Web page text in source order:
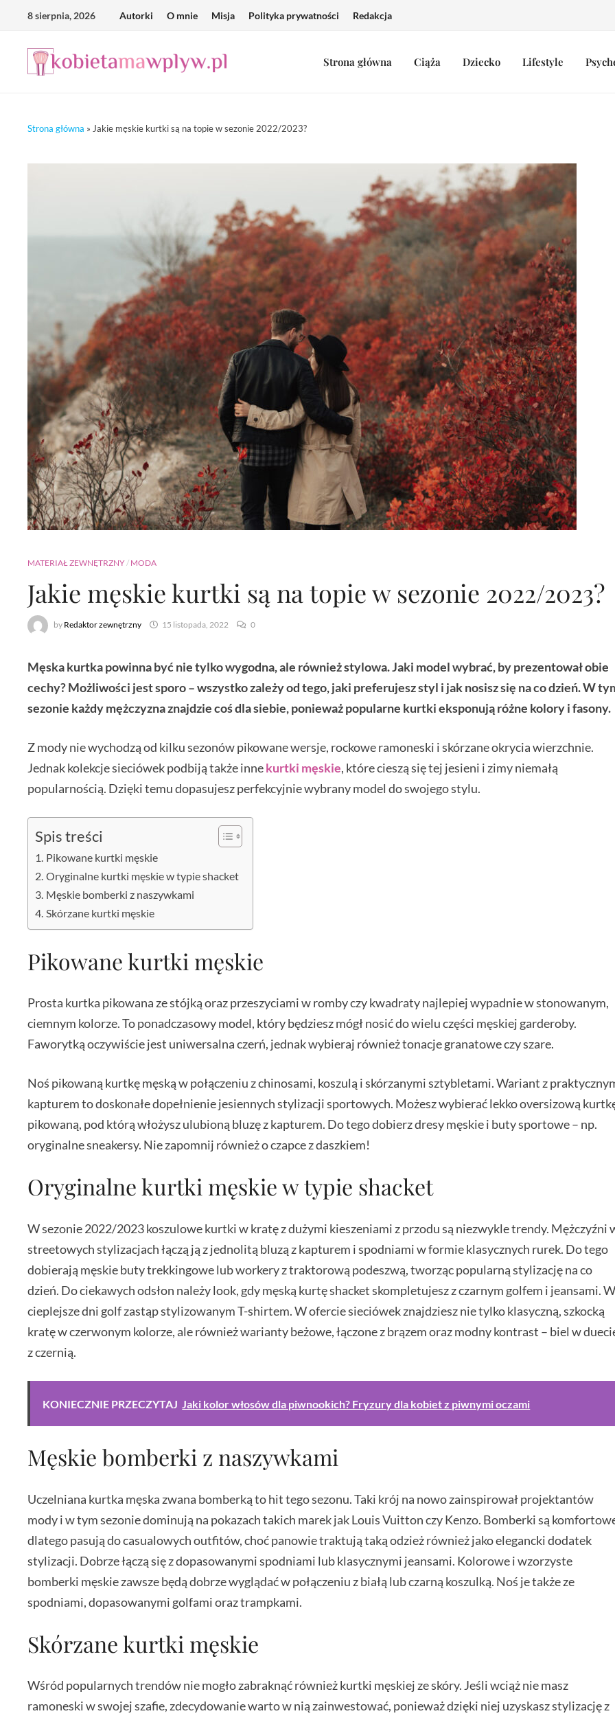
content
8 sierpnia, 2026 Autorki O mnie Misja Polityka prywatności Redakcja
Strona główna Ciąża Dziecko Lifestyle
Strona główna » Jakie męskie kurtki są na topie w sezonie 2022/2023?
MATERIAŁ ZEWNĘTRZNY/ MODA
Jakie męskie kurtki są na topie w sezonie 2022/2023?
by Redaktor zewnętrzny 15 listopada, 2022 0
Męska kurtka powinna być nie tylko wygodna, ale również stylowa. Jaki model wybrać, by prezentował obie
cechy? Możliwości jest sporo – wszystko zależy od tego, jaki preferujesz styl i jak nosisz się na co dzień. W
sezonie każdy mężczyzna znajdzie coś dla siebie, ponieważ popularne kurtki eksponują różne kolory i fasony.
Z mody nie wychodzą od kilku sezonów pikowane wersje, rockowe ramoneski i skórzane okrycia wierzchnie.
Jednak kolekcje sieciówek podbiją także innekurtki męskie, które cieszą się tej jesieni i zimy niemałą
popularnością. Dzięki temu dopasujesz perfekcyjnie wybrany model do swojego stylu.
Spis treści
Pikowane kurtki męskie
Oryginalne kurtki męskie w typie shacket
Męskie bomberki z naszywkami
Skórzane kurtki męskie
Pikowane kurtki męskie
Prosta kurtka pikowana ze stójką oraz przeszyciami w romby czy kwadraty najlepiej wypadnie w stonowanym,
ciemnym kolorze. To ponadczasowy model, który będziesz mógł nosić do wielu części męskiej garderoby.
Faworytką oczywiście jest uniwersalna czerń, jednak wybieraj również tonacje granatowe czy szare.
Noś pikowaną kurtkę męską w połączeniu z chinosami, koszulą i skórzanymi sztybletami. Wariant z
kapturem to doskonałe dopełnienie jesiennych stylizacji sportowych. Możesz wybierać lekko oversizową
pikowaną, pod którą włożysz ulubioną bluzę z kapturem. Do tego dobierz dresy męskie i buty sportowe – np.
oryginalne sneakersy. Nie zapomnij również o czapce z daszkiem!
Oryginalne kurtki męskie w typie shacket
W sezonie 2022/2023 koszulowe kurtki w kratę z dużymi kieszeniami z przodu są niezwykle trendy. Mężczyźni
streetowych stylizacjach łączą ją z jednolitą bluzą z kapturem i spodniami w formie klasycznych rurek. Do tego
dobierają męskie buty trekkingowe lub workery z traktorową podeszwą, tworząc popularną stylizację na co
dzień. Do ciekawych odsłon należy look, gdy męską kurtę shacket skompletujesz z czarnym golfem i jeansami. W
cieplejsze dni golf zastąp stylizowanym T-shirtem. W ofercie sieciówek znajdziesz nie tylko klasyczną, szkocką
kratę w czerwonym kolorze, ale również warianty beżowe, łączone z brązem oraz modny kontrast – biel w
z czernią.
KONIECZNIE PRZECZYTAJ Jaki kolor włosów dla piwnookich? Fryzury dla kobiet z piwnymi oczami
Męskie bomberki z naszywkami
Uczelniana kurtka męska zwana bomberką to hit tego sezonu. Taki krój na nowo zainspirował projektantów
mody i w tym sezonie dominują na pokazach takich marek jak Louis Vuitton czy Kenzo. Bomberki są
dlatego pasują do casualowych outfitów, choć panowie traktują taką odzież również jako elegancki dodatek
stylizacji. Dobrze łączą się z dopasowanymi spodniami lub klasycznymi jeansami. Kolorowe i wzorzyste
bomberki męskie zawsze będą dobrze wyglądać w połączeniu z białą lub czarną koszulką. Noś je także ze
spodniami, dopasowanymi golfami oraz trampkami.
Skórzane kurtki męskie
Wśród popularnych trendów nie mogło zabraknąć również kurtki męskiej ze skóry. Jeśli wciąż nie masz
ramoneski w swojej szafie, zdecydowanie warto w nią zainwestować, ponieważ dzięki niej uzyskasz stylizację z